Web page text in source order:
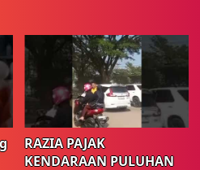
RAZIA PAJAK
KENDARAAN PULUHAN